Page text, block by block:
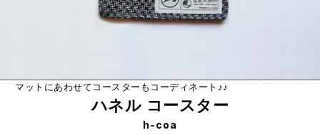
マットにあわせてコースターもコーディネート♪♪
ハネル コースター
h-coa